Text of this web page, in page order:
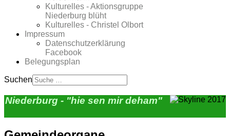
Kulturelles - Aktionsgruppe
Niederburg blüht
Kulturelles - Christel Olbort
Impressum
Datenschutzerklärung
Facebook
Belegungsplan
Suchen
Niederburg - "hie sen mir deham"